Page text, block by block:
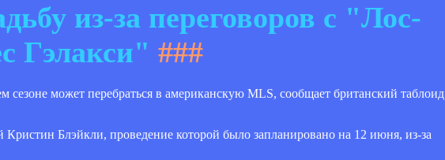
из-за переговоров с "Лос-
Гэлакси" ###
может перебраться в американскую MLS, сообщает британский таблоид
Блэйкли, проведение которой было запланировано на 12 июня, из-за